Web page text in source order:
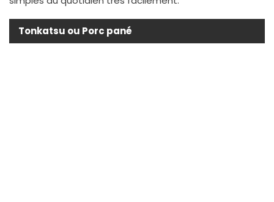
Tonkatsu ou Porc pané